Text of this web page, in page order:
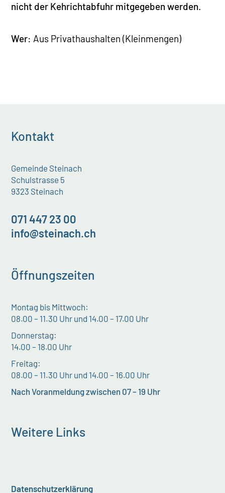
nicht der Kehrichtabfuhr mitgegeben werden.
Wer: Aus Privathaushalten (Kleinmengen)
Kontakt
Gemeinde Steinach
Schulstrasse 5
9323 Steinach
071 447 23 00
info@steinach.ch
Öffnungszeiten
Montag bis Mittwoch:
08.00 – 11.30 Uhr und 14.00 – 17.00 Uhr
Donnerstag:
14.00 – 18.00 Uhr
Freitag:
08.00 – 11.30 Uhr und 14.00 – 16.00 Uhr
Nach Voranmeldung zwischen 07 – 19 Uhr
Weitere Links
Datenschutzerklärung